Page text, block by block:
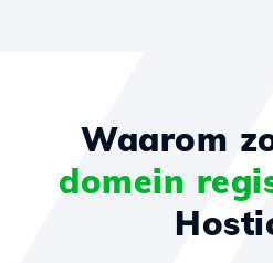
Waarom
domein